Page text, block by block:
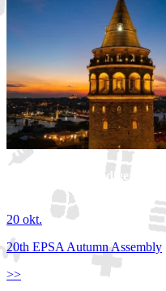
Bekijk de volledige agenda
20 okt.
20th EPSA Autumn Assembly
>>